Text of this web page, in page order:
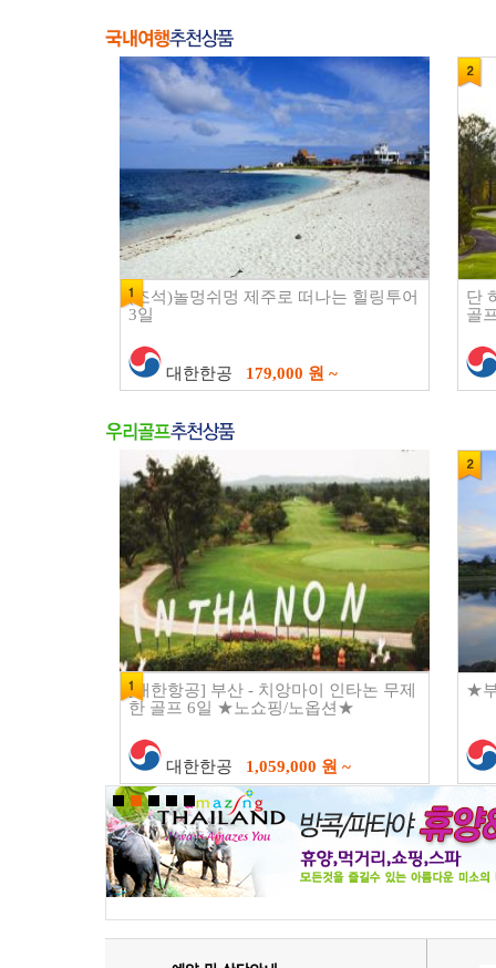
(조석)놀멍쉬멍 제주로 떠나는 힐링투어
3일
대한한공 179,000 원 ~
단
골
[대한항공] 부산 - 치앙마이 인타논 무제
한 골프 6일 ★노쇼핑/노옵션★
대한한공 1,059,000 원 ~
★